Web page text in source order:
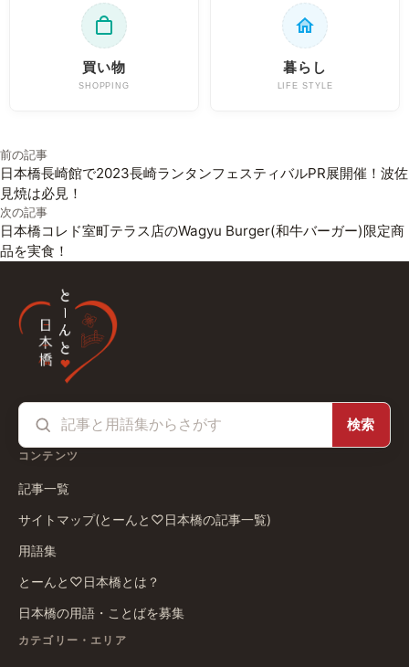
買い物
SHOPPING
暮らし
LIFE STYLE
投稿ナビゲーション
前の記事
日本橋長崎館で2023長崎ランタンフェスティバルPR展開催！波佐
見焼は必見！
次の記事
日本橋コレド室町テラス店のWagyu Burger(和牛バーガー)限定商
品を実食！
検索
コンテンツ
記事一覧
サイトマップ(とーんと♡日本橋の記事一覧)
用語集
とーんと♡日本橋とは？
日本橋の用語・ことばを募集
カテゴリー・エリア